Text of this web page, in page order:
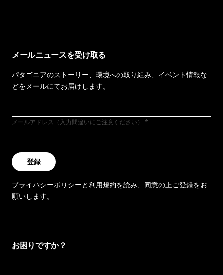
メールニュースを受け取る
パタゴニアのストーリー、環境への取り組み、イベント情報な
どをメールにてお届けします。
メールアドレス（入力間違いにご注意ください）
登録
プライバシーポリシーと利用規約を読み、同意の上ご登録をお
願いします。
お困りですか？